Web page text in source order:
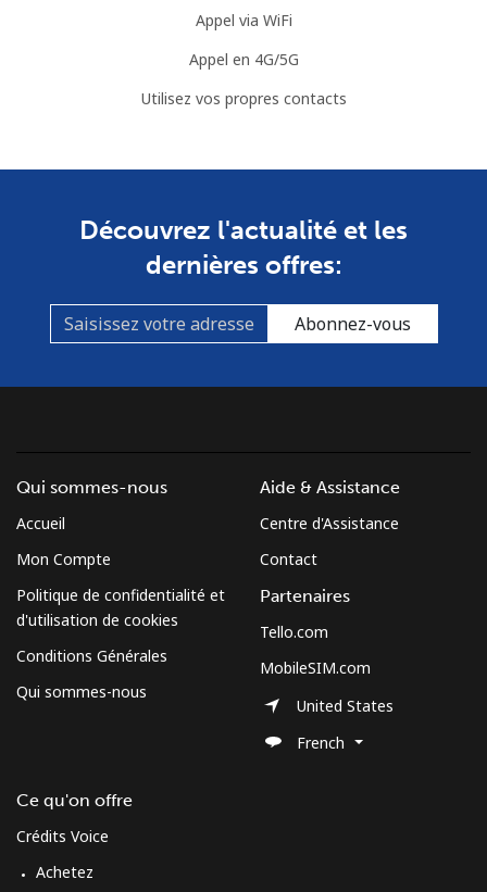
Appel via WiFi
Appel en 4G/5G
Utilisez vos propres contacts
Découvrez l'actualité et les
dernières offres:
Abonnez-vous
Qui sommes-nous
Accueil
Mon Compte
Politique de confidentialité et
d'utilisation de cookies
Conditions Générales
Qui sommes-nous
Ce qu'on offre
Crédits Voice
Achetez
Aide & Assistance
Centre d'Assistance
Contact
Partenaires
Tello.com
MobileSIM.com
United States
French